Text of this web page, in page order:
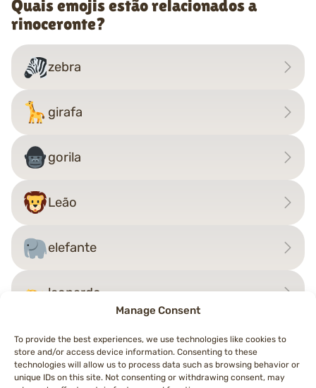
Manage Consent
To provide the best experiences, we use technologies like cookies to
store and/or access device information. Consenting to these
technologies will allow us to process data such as browsing behavior or
unique IDs on this site. Not consenting or withdrawing consent, may
Quais emojis estão relacionados a
rinoceronte?
zebra
girafa
gorila
Leão
elefante
leopardo
Navegação
←lagartocamarão→